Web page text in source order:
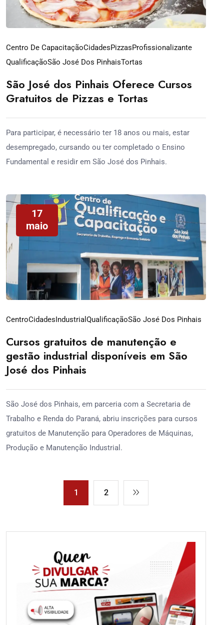
Centro De CapacitaçãoCidadesPizzasProfissionalizante
QualificaçãoSão José Dos PinhaisTortas
São José dos Pinhais Oferece Cursos
Gratuitos de Pizzas e Tortas
Para participar, é necessário ter 18 anos ou mais, estar
desempregado, cursando ou ter completado o Ensino
Fundamental e residir em São José dos Pinhais.
17
maio
CentroCidadesIndustrial QualificaçãoSão José Dos Pinhais
Cursos gratuitos de manutenção e
gestão industrial disponíveis em São
José dos Pinhais
São José dos Pinhais, em parceria com a Secretaria de
Trabalho e Renda do Paraná, abriu inscrições para cursos
gratuitos de Manutenção para Operadores de Máquinas,
Produção e Manutenção Industrial.
1 2